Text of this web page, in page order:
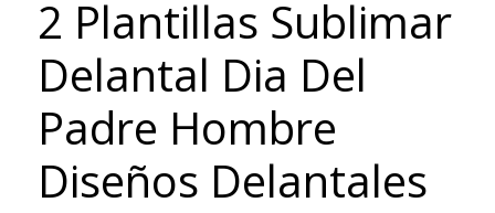
2 Plantillas Sublimar
Delantal Dia Del
Padre Hombre
Diseños Delantales